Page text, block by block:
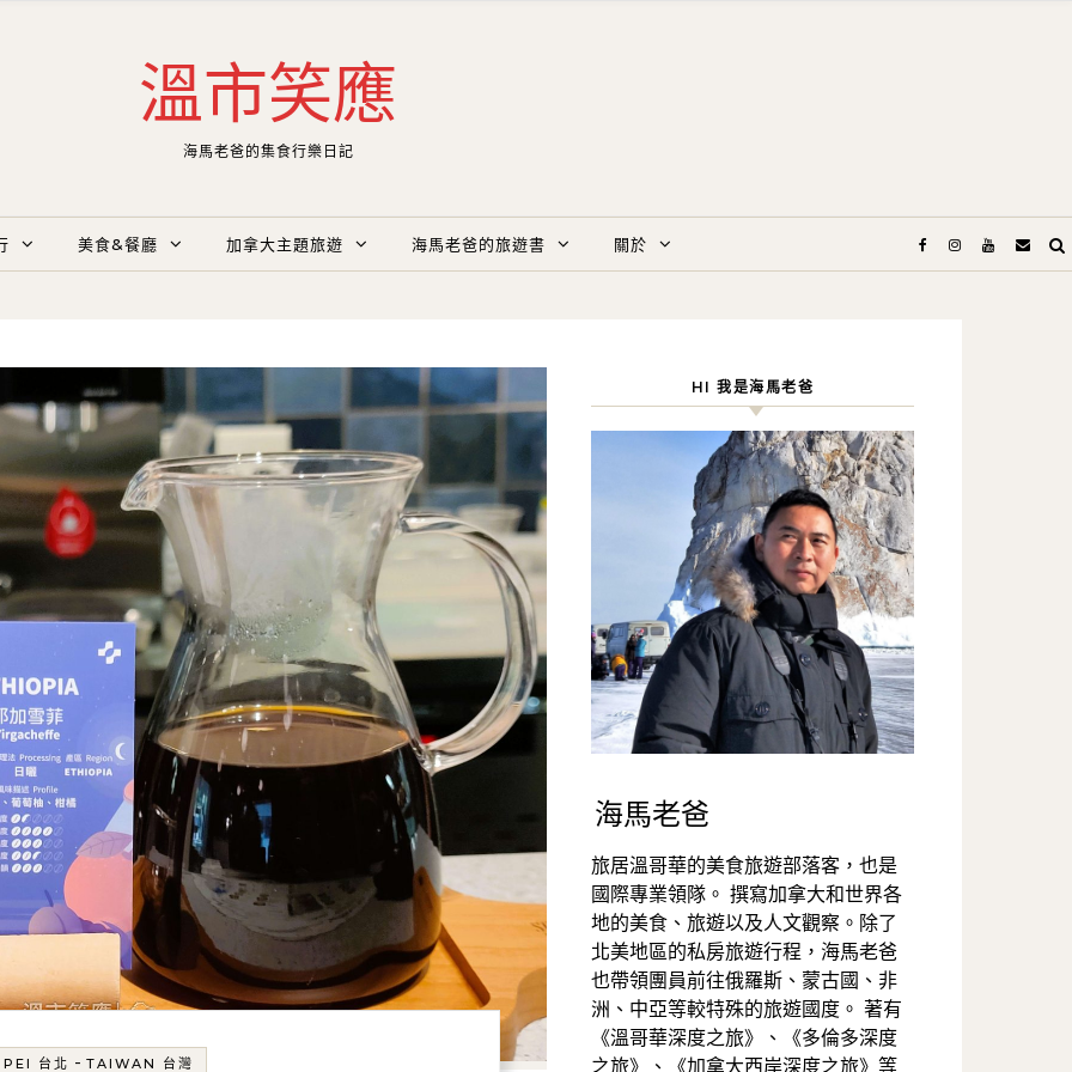
溫市笑應
海馬老爸的集食行樂日記
美食&餐廳 加拿大主題旅遊 海馬老爸的旅遊書 關於
台北 - TAIWAN 台灣
HI 我是海馬老爸
海馬老爸
旅居溫哥華的美食旅遊部落客，也是
國際專業領隊。 撰寫加拿大和世界各
地的美食、旅遊以及人文觀察。除了
北美地區的私房旅遊行程，海馬老爸
也帶領團員前往俄羅斯、蒙古國、非
洲、中亞等較特殊的旅遊國度。 著有
《溫哥華深度之旅》、《多倫多深度
之旅》、《加拿大西岸深度之旅》等